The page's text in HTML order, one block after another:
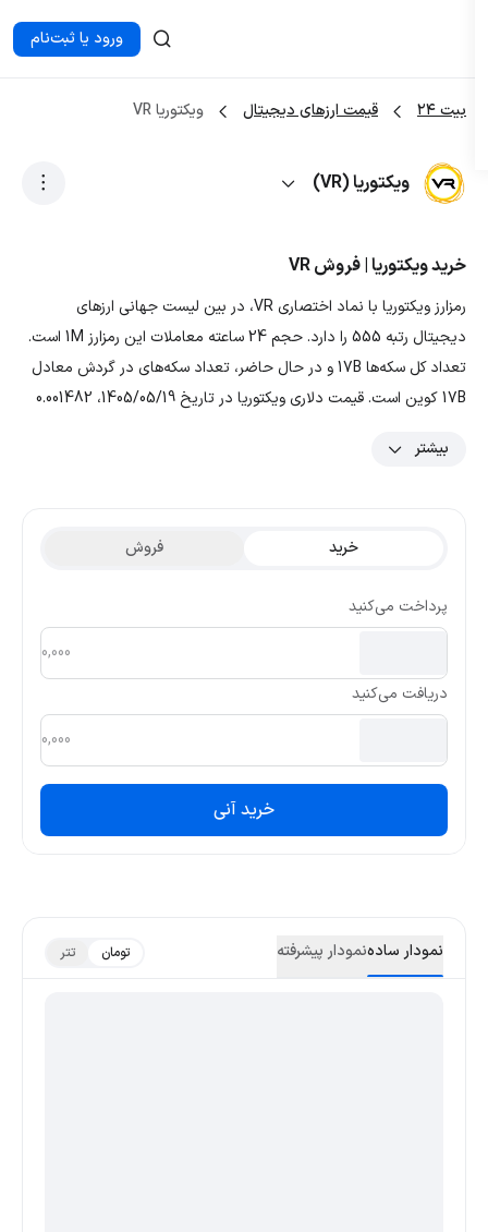
ورود یا ثبت‌نام
بیت ۲۴ قیمت ارزهای دیجیتال ویکتوریا VR
ویکتوریا (VR)
خرید ویکتوریا | فروش VR
رمزارز ویکتوریا با نماد اختصاری VR، در بین لیست جهانی ارزهای
دیجیتال رتبه 555 را دارد. حجم 24 ساعته معاملات این رمزارز 1M است.
تعداد کل سکه‌ها 17B و در حال حاضر، تعداد سکه‌های در گردش معادل
17B کوین است. قیمت دلاری ویکتوریا در تاریخ 1405/05/19، 0.001482
بیشتر
نمودار سادهنمودار پیشرفته تومان تتر
خرید فروش
پرداخت می‌کنید
دریافت می‌کنید
خرید آنی